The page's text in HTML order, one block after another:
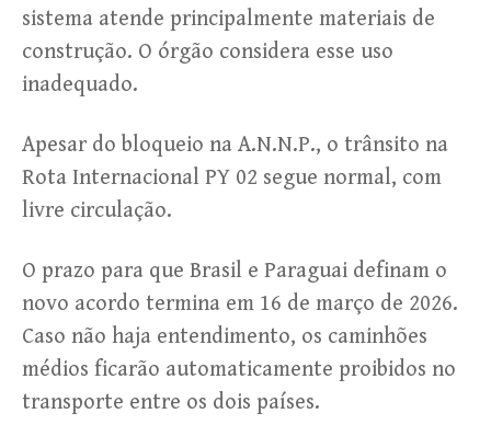
sistema atende principalmente materiais de
construção. O órgão considera esse uso
inadequado.
Apesar do bloqueio na A.N.N.P., o trânsito na
Rota Internacional PY 02 segue normal, com
livre circulação.
O prazo para que Brasil e Paraguai definam o
novo acordo termina em 16 de março de 2026.
Caso não haja entendimento, os caminhões
médios ficarão automaticamente proibidos no
transporte entre os dois países.